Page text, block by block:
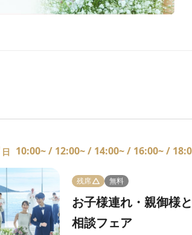
日 10:00~ / 12:00~ / 14:00~ / 16:00~ /
残席 無料
お子様連れ・親御様
相談フェア